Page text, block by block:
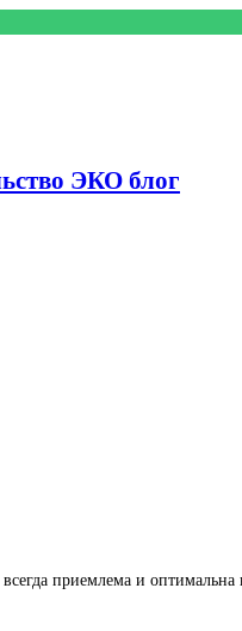
ЭКО блог
всегда приемлема и